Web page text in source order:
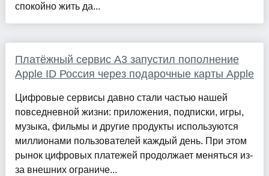
спокойно жить да...
Платёжный сервис А3 запустил пополнение
Apple ID Россия через подарочные карты Apple
Цифровые сервисы давно стали частью нашей
повседневной жизни: приложения, подписки, игры,
музыка, фильмы и другие продукты используются
миллионами пользователей каждый день. При этом
рынок цифровых платежей продолжает меняться из-
за внешних ограниче...